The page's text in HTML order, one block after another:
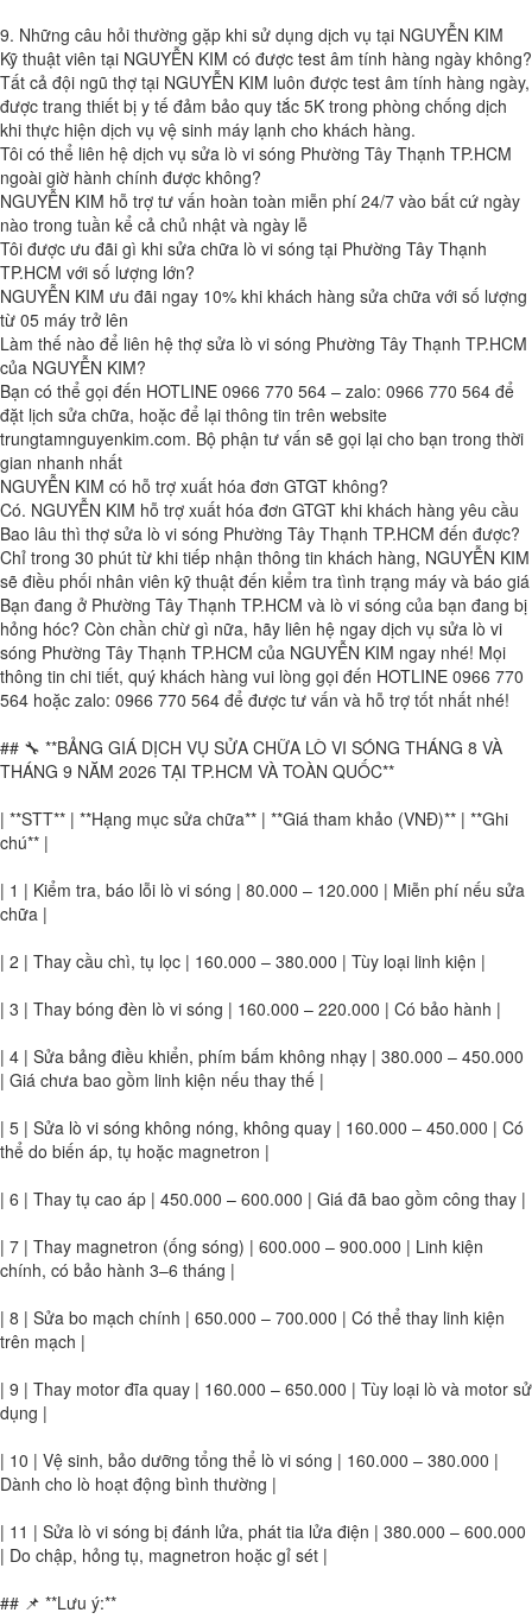
9. Những câu hỏi thường gặp khi sử dụng dịch vụ tại NGUYỄN KIM
Kỹ thuật viên tại NGUYỄN KIM có được test âm tính hàng ngày không?
Tất cả đội ngũ thợ tại NGUYỄN KIM luôn được test âm tính hàng ngày,
được trang thiết bị y tế đảm bảo quy tắc 5K trong phòng chống dịch
khi thực hiện dịch vụ vệ sinh máy lạnh cho khách hàng.
Tôi có thể liên hệ dịch vụ sửa lò vi sóng Phường Tây Thạnh TP.HCM
ngoài giờ hành chính được không?
NGUYỄN KIM hỗ trợ tư vấn hoàn toàn miễn phí 24/7 vào bất cứ ngày
nào trong tuần kể cả chủ nhật và ngày lễ
Tôi được ưu đãi gì khi sửa chữa lò vi sóng tại Phường Tây Thạnh
TP.HCM với số lượng lớn?
NGUYỄN KIM ưu đãi ngay 10% khi khách hàng sửa chữa với số lượng
từ 05 máy trở lên
Làm thế nào để liên hệ thợ sửa lò vi sóng Phường Tây Thạnh TP.HCM
của NGUYỄN KIM?
Bạn có thể gọi đến HOTLINE 0966 770 564 – zalo: 0966 770 564 để
đặt lịch sửa chữa, hoặc để lại thông tin trên website
trungtamnguyenkim.com. Bộ phận tư vấn sẽ gọi lại cho bạn trong thời
gian nhanh nhất
NGUYỄN KIM có hỗ trợ xuất hóa đơn GTGT không?
Có. NGUYỄN KIM hỗ trợ xuất hóa đơn GTGT khi khách hàng yêu cầu
Bao lâu thì thợ sửa lò vi sóng Phường Tây Thạnh TP.HCM đến được?
Chỉ trong 30 phút từ khi tiếp nhận thông tin khách hàng, NGUYỄN KIM
sẽ điều phối nhân viên kỹ thuật đến kiểm tra tình trạng máy và báo giá
Bạn đang ở Phường Tây Thạnh TP.HCM và lò vi sóng của bạn đang bị
hỏng hóc? Còn chần chừ gì nữa, hãy liên hệ ngay dịch vụ sửa lò vi
sóng Phường Tây Thạnh TP.HCM của NGUYỄN KIM ngay nhé! Mọi
thông tin chi tiết, quý khách hàng vui lòng gọi đến HOTLINE 0966 770
564 hoặc zalo: 0966 770 564 để được tư vấn và hỗ trợ tốt nhất nhé!
## 🔧 **BẢNG GIÁ DỊCH VỤ SỬA CHỮA LÒ VI SÓNG THÁNG 8 VÀ
THÁNG 9 NĂM 2026 TẠI TP.HCM VÀ TOÀN QUỐC**
| **STT** | **Hạng mục sửa chữa** | **Giá tham khảo (VNĐ)** | **Ghi
chú** |
| 1 | Kiểm tra, báo lỗi lò vi sóng | 80.000 – 120.000 | Miễn phí nếu sửa
chữa |
| 2 | Thay cầu chì, tụ lọc | 160.000 – 380.000 | Tùy loại linh kiện |
| 3 | Thay bóng đèn lò vi sóng | 160.000 – 220.000 | Có bảo hành |
| 4 | Sửa bảng điều khiển, phím bấm không nhạy | 380.000 – 450.000
| Giá chưa bao gồm linh kiện nếu thay thế |
| 5 | Sửa lò vi sóng không nóng, không quay | 160.000 – 450.000 | Có
thể do biến áp, tụ hoặc magnetron |
| 6 | Thay tụ cao áp | 450.000 – 600.000 | Giá đã bao gồm công thay |
| 7 | Thay magnetron (ống sóng) | 600.000 – 900.000 | Linh kiện
chính, có bảo hành 3–6 tháng |
| 8 | Sửa bo mạch chính | 650.000 – 700.000 | Có thể thay linh kiện
trên mạch |
| 9 | Thay motor đĩa quay | 160.000 – 650.000 | Tùy loại lò và motor sử
dụng |
| 10 | Vệ sinh, bảo dưỡng tổng thể lò vi sóng | 160.000 – 380.000 |
Dành cho lò hoạt động bình thường |
| 11 | Sửa lò vi sóng bị đánh lửa, phát tia lửa điện | 380.000 – 600.000
| Do chập, hỏng tụ, magnetron hoặc gỉ sét |
## 📌 **Lưu ý:**